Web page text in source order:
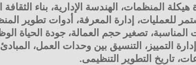
هيكلة المنظمات، الهندسة الإدارية، بناء
للعمليات، إدارة المعرفة، أدوات تطوير
المناسبة، تصغير حجم العمالة، جودة الحياة
التمييز، التنسيق بين وحدات العمل،
تاريخ التطوير التنظيمى.